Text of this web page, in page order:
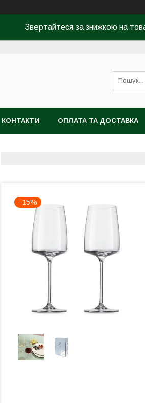
Звертайтеся за знижкою на
КОНТАКТИ ОПЛАТА ТА ДОСТАВКА
–15%